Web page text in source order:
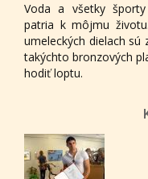
Voda a všetky
patria k môjmu
umeleckých dielach sú
takýchto bronzových
hodiť loptu.